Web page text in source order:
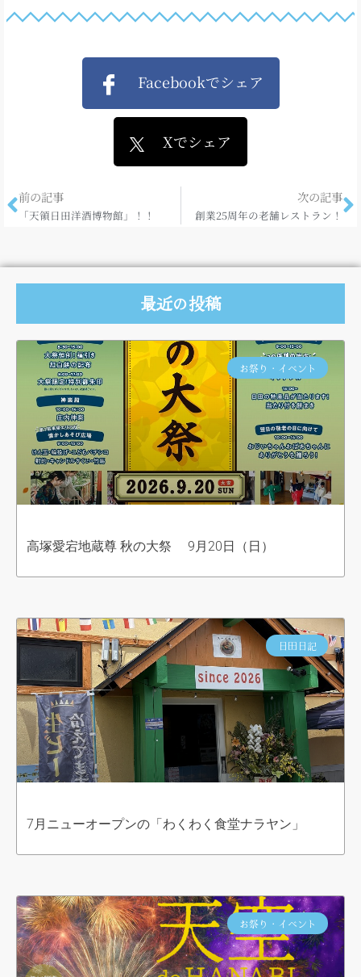
Facebookでシェア
Xでシェア
前の記事
「天領日田洋酒博物館」！！
次の記事
創業25周年の老舗レストラン！
最近の投稿
お祭り・イベント
高塚愛宕地蔵尊 秋の大祭 9月20日（日）
日田日記
7月ニューオープンの「わくわく食堂ナラヤン」
お祭り・イベント